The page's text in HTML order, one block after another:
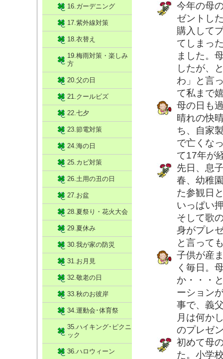
今年の母
ゼントし
購入して
てしまっ
ました。
したが、
わ」と言
て私まで
母の日も
晴れの快
ち、自家
で亡くな
て17年が
先日、息
春、幼稚
た参観日
いっぱい
そして歌
身がプレ
と言って
子供が産
く毎日。
か・・・
ーション
事で、義
月は何か
のプレゼ
初めて母
た。小学
16.ガーデニング
17.紫外線対策
18.衣替え
19.梅雨対策・楽しみ
方
20.父の日
21.クールビズ
22.七夕
23.節電対策
24.海の日
25.カビ対策
26.土用の丑の日
27.お盆
28.夏祭り・花火大会
29.夏休み
30.我が家の防災
31.お月見
32.敬老の日
33.秋のお彼岸
34.運動会･体育祭
35.ハイキング･ピクニ
ック
36.ハロウィーン